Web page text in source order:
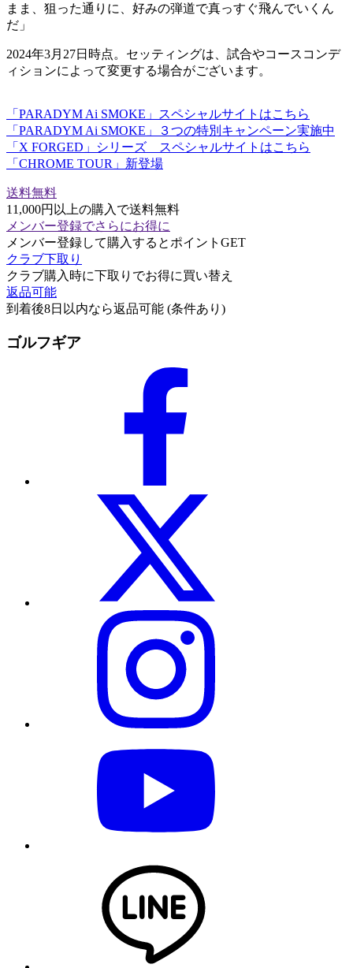
まま、狙った通りに、好みの弾道で真っすぐ飛んでいくん
だ」
2024年3月27日時点。セッティングは、試合やコースコンデ
ィションによって変更する場合がございます。
「PARADYM Ai SMOKE」スペシャルサイトはこちら
「PARADYM Ai SMOKE」３つの特別キャンペーン実施中
「X FORGED」シリーズ スペシャルサイトはこちら
「CHROME TOUR」新登場
送料無料
11,000円以上の購入で送料無料
メンバー登録でさらにお得に
メンバー登録して購入するとポイントGET
クラブ下取り
クラブ購入時に下取りでお得に買い替え
返品可能
到着後8日以内なら返品可能 (条件あり)
ゴルフギア